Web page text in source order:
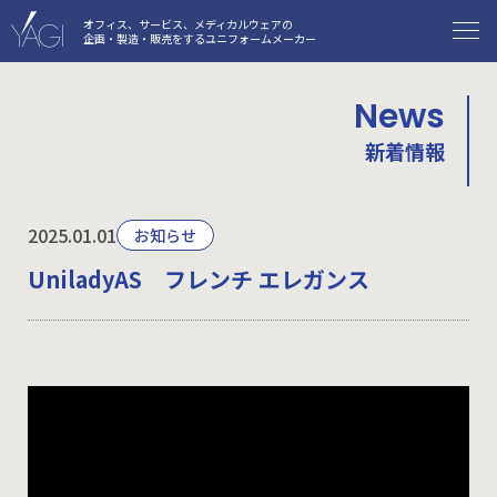
オフィス、サービス、メディカルウェアの
企画・製造・販売をするユニフォームメーカー
新着情報
News
2025.01.01 お知らせ
UniladyAS フレンチ エレガンス